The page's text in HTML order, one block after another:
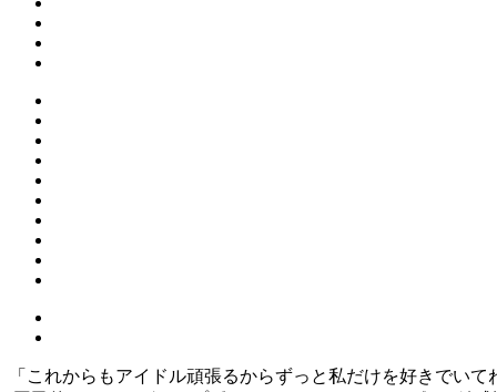
「これからもアイドル頑張るからずっと私だけを好きでいて